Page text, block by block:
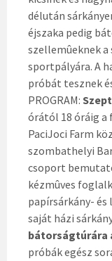
délután
éjszaka pedig
szellemûeknek a
sportpályára. A
próbát tesznek
PROGRAM:
órától 18 óráig a
PaciJoci Farm
szombathelyi
csoport
kézmûves
papírsárkány-
saját házi
bátorságtúrára
próbák egész